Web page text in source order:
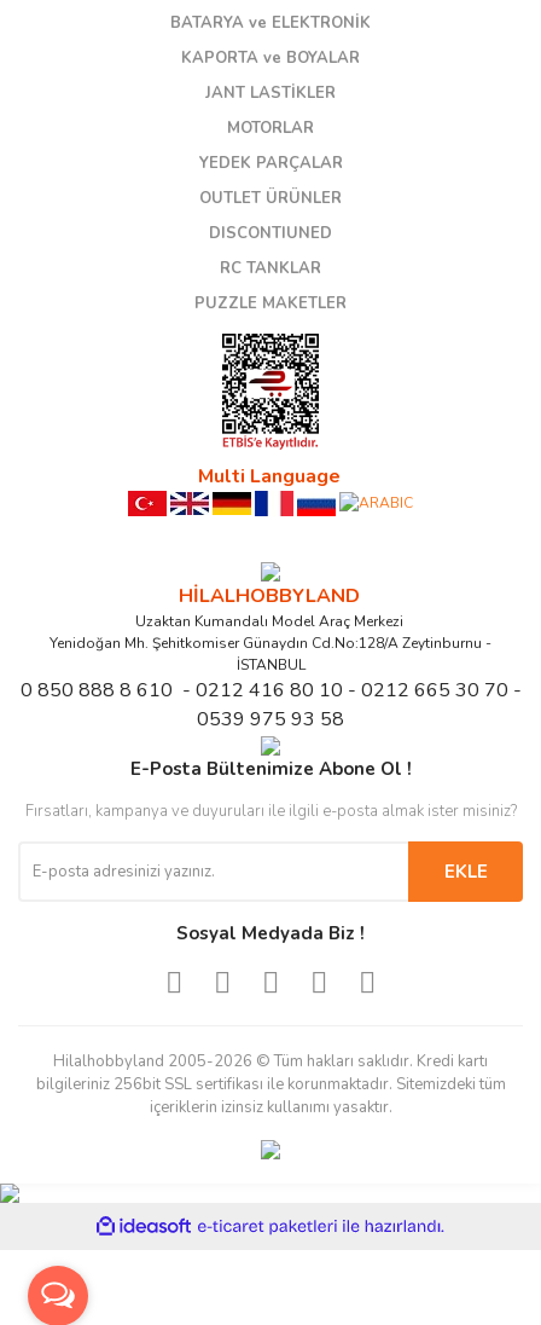
BATARYA ve ELEKTRONİK
KAPORTA ve BOYALAR
JANT LASTİKLER
MOTORLAR
YEDEK PARÇALAR
OUTLET ÜRÜNLER
DISCONTIUNED
RC TANKLAR
PUZZLE MAKETLER
Multi Language
HİLALHOBBYLAND
Uzaktan Kumandalı Model Araç Merkezi
Yenidoğan Mh. Şehitkomiser Günaydın Cd.No:128/A Zeytinburnu -
İSTANBUL
0 850 888 8 610 - 0212 416 80 10 - 0212 665 30 70 -
0539 975 93 58
E-Posta Bültenimize Abone Ol !
Fırsatları, kampanya ve duyuruları ile ilgili e-posta almak ister misiniz?
EKLE
Sosyal Medyada Biz !
Hilalhobbyland 2005-2026 © Tüm hakları saklıdır. Kredi kartı
bilgileriniz 256bit SSL sertifikası ile korunmaktadır. Sitemizdeki tüm
içeriklerin izinsiz kullanımı yasaktır.
ideasoft
e-